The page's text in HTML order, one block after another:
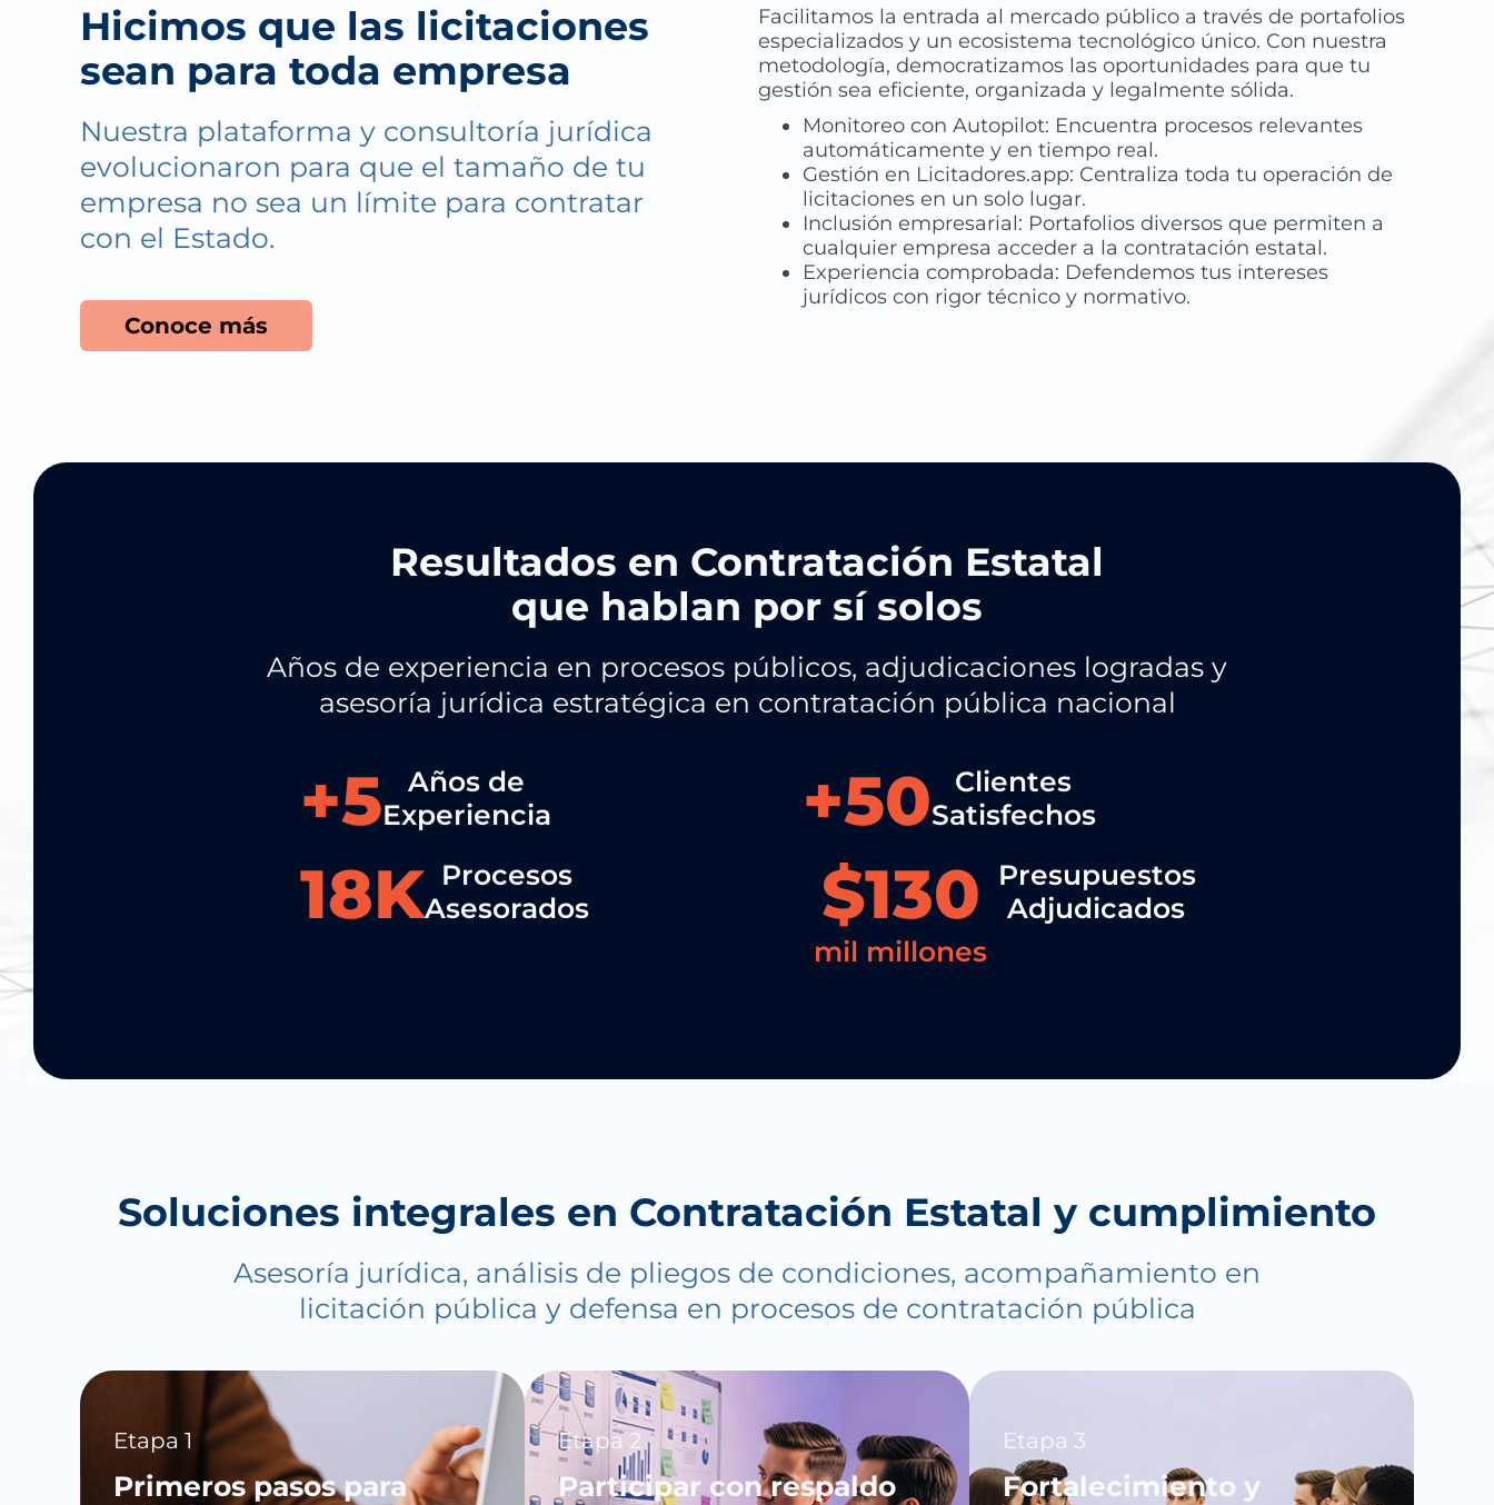
Hicimos que las licitaciones
sean para toda empresa
Nuestra plataforma y consultoría jurídica
evolucionaron para que el tamaño de tu
empresa no sea un límite para contratar
con el Estado.
Conoce más
Facilitamos la entrada al mercado público a través de portafolios
especializados y un ecosistema tecnológico único. Con nuestra
metodología, democratizamos las oportunidades para que tu
gestión sea eficiente, organizada y legalmente sólida.
Monitoreo con Autopilot: Encuentra procesos relevantes
automáticamente y en tiempo real.
Gestión en Licitadores.app: Centraliza toda tu operación de
licitaciones en un solo lugar.
Inclusión empresarial: Portafolios diversos que permiten a
cualquier empresa acceder a la contratación estatal.
Experiencia comprobada: Defendemos tus intereses
jurídicos con rigor técnico y normativo.
Resultados en Contratación Estatal
que hablan por sí solos
Años de experiencia en procesos públicos, adjudicaciones logradas y
asesoría jurídica estratégica en contratación pública nacional
+5
Años de
Experiencia
+50
Clientes
Satisfechos
18K Procesos
Asesorados
$130
mil millones
Presupuestos
Adjudicados
Soluciones integrales en Contratación Estatal y cumplimiento
Asesoría jurídica, análisis de pliegos de condiciones, acompañamiento en
licitación pública y defensa en procesos de contratación pública
Etapa 1
Primeros pasos para
Etapa 2
Participar con respaldo
Etapa 3
Fortalecimiento y